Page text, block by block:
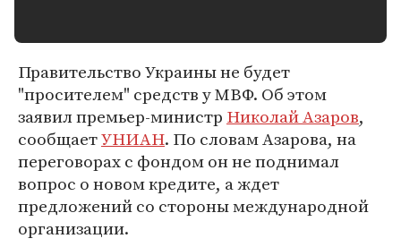
Правительство Украины не будет
"просителем" средств у МВФ. Об этом
заявил премьер-министр Николай Азаров,
сообщаетУНИАН. По словам Азарова, на
переговорах с фондом он не поднимал
вопрос о новом кредите, а ждет
предложений со стороны международной
организации.